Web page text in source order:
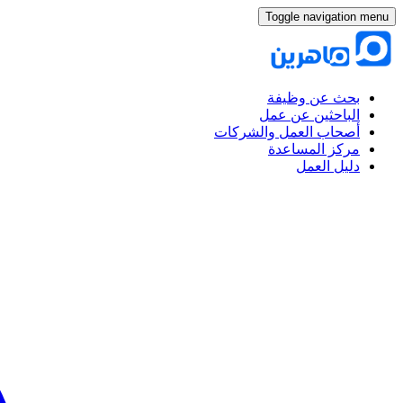
Toggle navigation menu
بحث عن وظيفة
الباحثين عن عمل
أصحاب العمل والشركات
مركز المساعدة
دليل العمل